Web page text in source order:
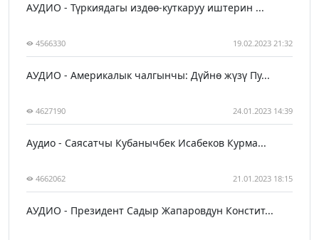
АУДИО - Түркиядагы издөө-куткаруу иштерин ...
4566330 19.02.2023 21:32
АУДИО - Америкалык чалгынчы: Дүйнө жүзү Пу...
4627190 24.01.2023 14:39
Аудио - Саясатчы Кубанычбек Исабеков Курма...
4662062 21.01.2023 18:15
АУДИО - Президент Садыр Жапаровдун Констит...